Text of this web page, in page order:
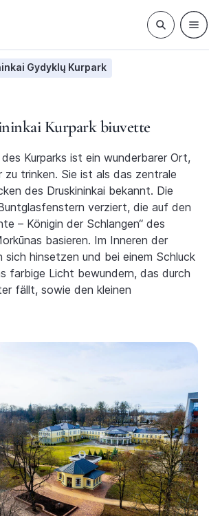
Gydyklų Kurpark
Kurpark biuvette
Kurparks ist ein wunderbarer Ort,
zu trinken. Sie ist als das zentrale
des Druskininkai bekannt. Die
verziert, die auf den
– Königin der Schlangen“ des
basieren. Im Inneren der
sich hinsetzen und bei einem Schluck
farbige Licht bewundern, das durch
fällt, sowie den kleinen